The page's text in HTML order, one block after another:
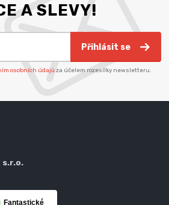
A SLEVY!
Přihlásit se
osobních údajů za účelem rozesílky newsletteru.
s.r.o.